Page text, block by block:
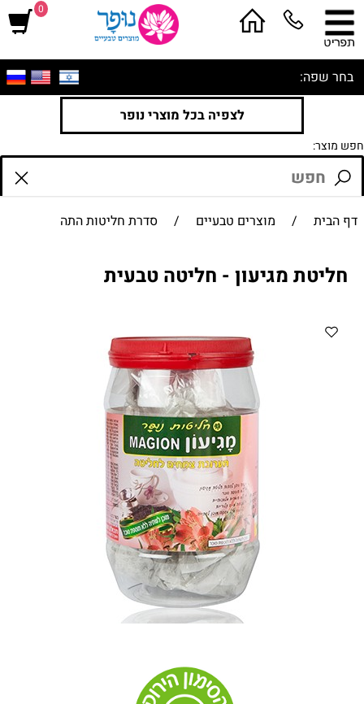
בחר שפה:
לצפיה בכל מוצרי נופר
חפש מוצר:
0
דף הבית / מוצרים טבעיים / סדרת חליטות התה
חליטת מגיעון - חליטה טבעית